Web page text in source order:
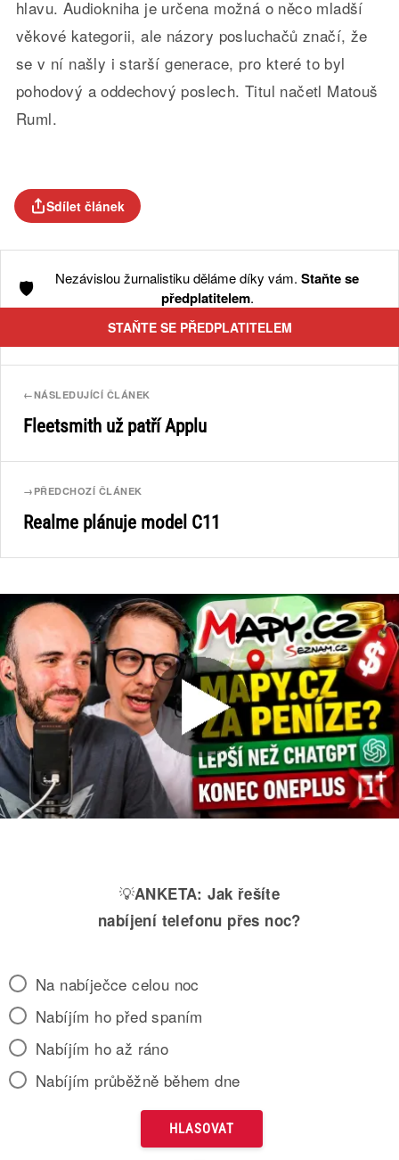
hlavu. Audiokniha je určena možná o něco mladší
věkové kategorii, ale názory posluchačů značí, že
se v ní našly i starší generace, pro které to byl
pohodový a oddechový poslech. Titul načetl Matouš
Ruml.
Sdílet článek
🛡️ Nezávislou žurnalistiku děláme díky vám. Staňte se
předplatitelem.
STAŇTE SE PŘEDPLATITELEM
←NÁSLEDUJÍCÍ ČLÁNEK
Fleetsmith už patří Applu
→ PŘEDCHOZÍ ČLÁNEK
Realme plánuje model C11
💡ANKETA: Jak řešíte
nabíjení telefonu přes noc?
Na nabíječce celou noc
Nabíjím ho před spaním
Nabíjím ho až ráno
Nabíjím průběžně během dne